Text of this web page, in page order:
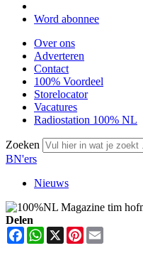
Word abonnee
Over ons
Adverteren
Contact
100% Voordeel
Storelocator
Vacatures
Radiostation 100% NL
Zoeken
BN'ers
Nieuws
Delen
FacebookWhatsApp
X Pinterest